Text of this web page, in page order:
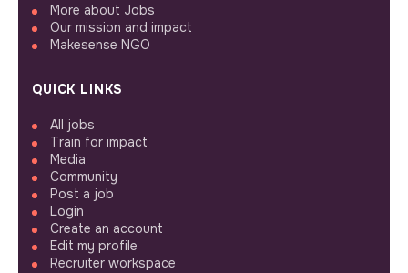
More about Jobs
Our mission and impact
Makesense NGO
QUICK LINKS
All jobs
Train for impact
Media
Community
Post a job
Login
Create an account
Edit my profile
Recruiter workspace